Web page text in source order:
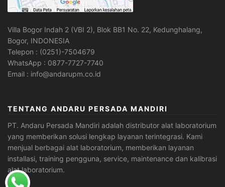
Villa Bogor Indah 2 (VBI 2), Blok BB1 No. 22, Kedunghalang,
Bogor, INDONESIA
Telepon : (0251)-7504679
WhatsApp : 0877-7727-7740
Email : info@andarupm.co.id
TENTANG ANDARU PERSADA MANDIRI
PT. Andaru Persada Mandiri adalah distributor alat laboratorium
yang memberikan solusi lengkap layanan terintegrasi. Kami
menjual berbagai alat laboratorium, memberikan layanan
installasi, training pengguna, service, maintenance dan kalibrasi
alat laboratorium.